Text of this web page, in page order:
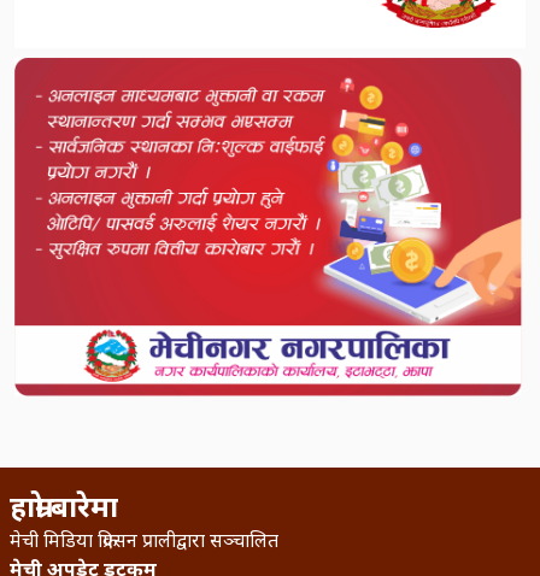
हाम्रो बारेमा
मेची मिडिया क्रिएसन प्रालीद्वारा सञ्चालित
मेची अपडेट डटकम